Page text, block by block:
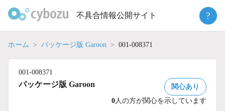
不具合情報公開サイト ?
ホーム パッケージ版 Garoon 001-008371
001-008371
パッケージ版 Garoon
関心あり
0 人の方が関心を示しています